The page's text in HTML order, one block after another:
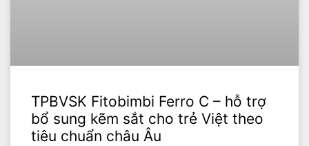
TPBVSK Fitobimbi Ferro C – hỗ trợ
bổ sung kẽm sắt cho trẻ Việt theo
tiêu chuẩn châu Âu